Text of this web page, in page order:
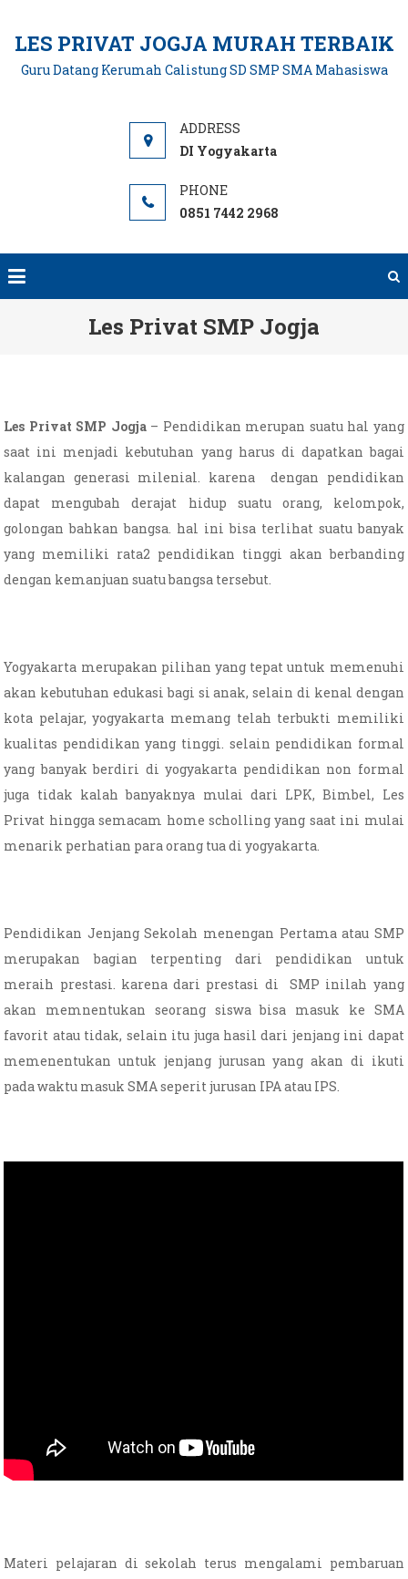
content
LES PRIVAT JOGJA MURAH TERBAIK
Guru Datang Kerumah Calistung SD SMP SMA Mahasiswa
DI Yogyakarta
0851 7442 2968
Les Privat SMP Jogja
Les Privat SMP Jogja– Pendidikan merupan suatu hal yang
saat ini menjadi kebutuhan yang harus di dapatkan bagai
kalangan generasi milenial. karena dengan pendidikan
dapat mengubah derajat hidup suatu orang, kelompok,
golongan bahkan bangsa. hal ini bisa terlihat suatu banyak
yang memiliki rata2 pendidikan tinggi akan berbanding
dengan kemanjuan suatu bangsa tersebut.
Yogyakarta merupakan pilihan yang tepat untuk memenuhi
akan kebutuhan edukasi bagi si anak, selain di kenal dengan
kota pelajar, yogyakarta memang telah terbukti memiliki
kualitas pendidikan yang tinggi. selain pendidikan formal
yang banyak berdiri di yogyakarta pendidikan non formal
juga tidak kalah banyaknya mulai dari LPK, Bimbel, Les
Privat hingga semacam home scholling yang saat ini mulai
menarik perhatian para orang tua di yogyakarta.
Pendidikan Jenjang Sekolah menengan Pertama atau SMP
merupakan bagian terpenting dari pendidikan untuk
meraih prestasi. karena dari prestasi di SMP inilah yang
akan memnentukan seorang siswa bisa masuk ke SMA
favorit atau tidak, selain itu juga hasil dari jenjang ini dapat
memenentukan untuk jenjang jurusan yang akan di ikuti
pada waktu masuk SMA seperit jurusan IPA atau IPS.
Materi pelajaran di sekolah terus mengalami pembaruan